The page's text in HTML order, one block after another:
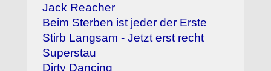
Jack Reacher
Beim Sterben ist jeder der Erste
Stirb Langsam - Jetzt erst recht
Superstau
Dirty Dancing